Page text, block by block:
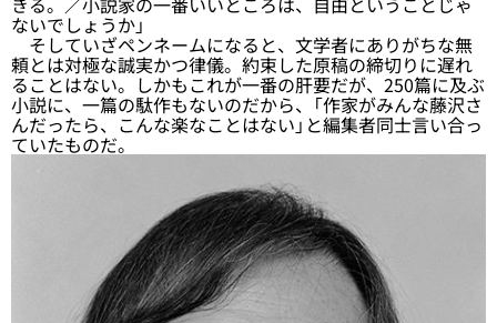
ないでしょうか」
そしていざペンネームになると、文学者にありがちな無
頼とは対極な誠実かつ律儀。約束した原稿の締切りに遅れ
ることはない。しかもこれが一番の肝要だが、250篇に及ぶ
小説に、一篇の駄作もないのだから、「作家がみんな藤沢さ
んだったら、こんな楽なことはない」と編集者同士言い合っ
ていたものだ。